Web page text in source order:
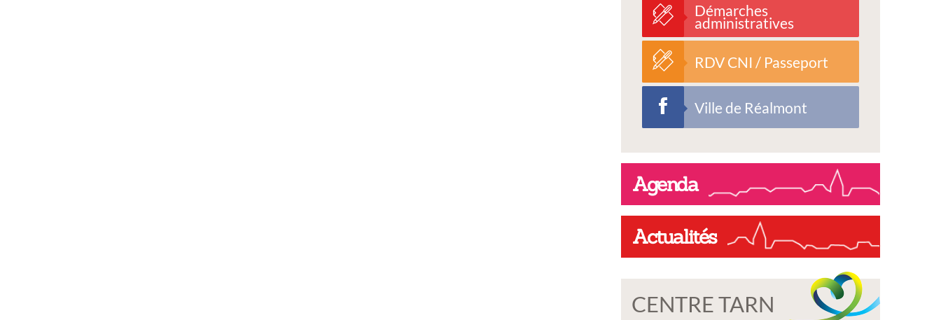
Démarches
administratives
RDV CNI / Passeport
Ville de Réalmont
Agenda
Actualités
CENTRE TARN